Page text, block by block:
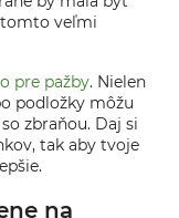
tomto veľmi
pre pažby. Nielen
podložky môžu
zbraňou. Daj si
tak aby tvoje
na